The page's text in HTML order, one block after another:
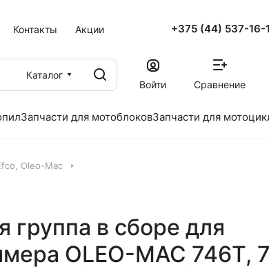
Контакты Акции +375 (44) 537-16-
Каталог
Войти
Сравнение
Запчасти для мотоблоковЗапчасти для
Oleo-Mac
группа в сборе для
OLEO-MAC 746Т,